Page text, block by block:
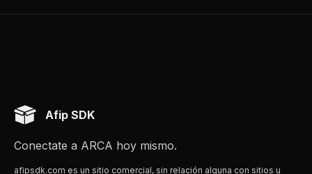
Afip SDK
Conectate a ARCA hoy mismo.
afipsdk.com es un sitio comercial, sin relación alguna con sitios u